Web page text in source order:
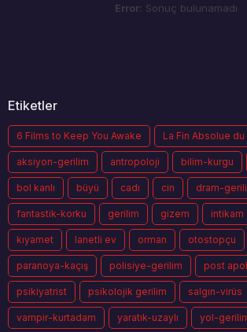
Error: Sonuç bulunamadı
Etiketler
6 Films to Keep You Awake La Fin Absolue
aksiyon-gerilim antropoloji bilim-kurgu
bol kanlı büyü cadı cin dram-
fantastik-korku gerilim gizem intikam
kıyamet lanetli ev orman otostopçu
paranoya-kaçış polisiye-gerilim post
psikiyatrist psikolojik gerilim salgın-virüs
vampir-kurtadam yaratık-uzaylı yol-